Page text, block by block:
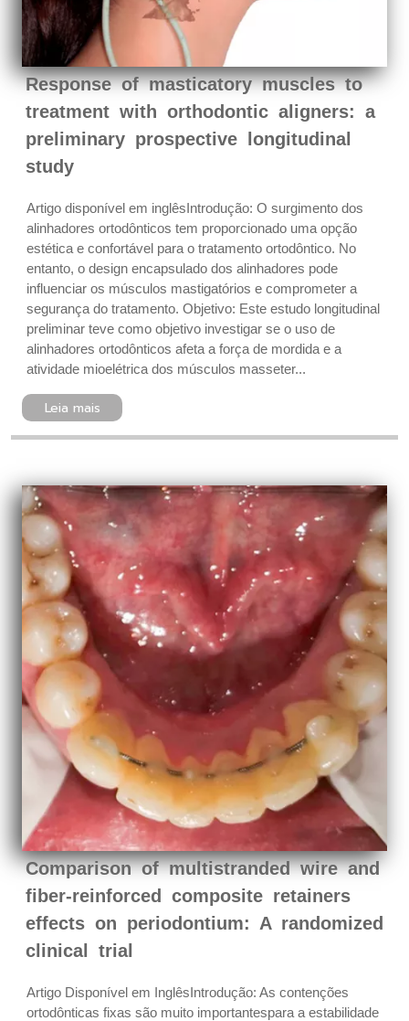
Response of masticatory muscles to
treatment with orthodontic aligners: a
preliminary prospective longitudinal
study
Artigo disponível em inglêsIntrodução: O surgimento dos
alinhadores ortodônticos tem proporcionado uma opção
estética e confortável para o tratamento ortodôntico. No
entanto, o design encapsulado dos alinhadores pode
influenciar os músculos mastigatórios e comprometer a
segurança do tratamento. Objetivo: Este estudo longitudinal
preliminar teve como objetivo investigar se o uso de
alinhadores ortodônticos afeta a força de mordida e a
atividade mioelétrica dos músculos masseter...
Leia mais
Comparison of multistranded wire and
fiber-reinforced composite retainers
effects on periodontium: A randomized
clinical trial
Artigo Disponível em Inglês Introdução: As contenções
ortodônticas fixas são muito importantespara a estabilidade